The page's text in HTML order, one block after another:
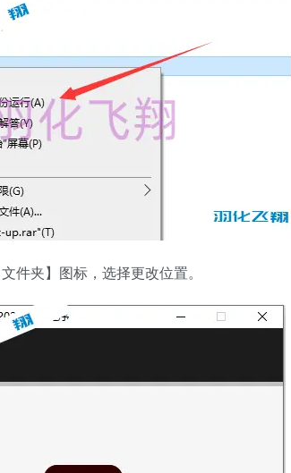
件夹】图标，选择更改位置。